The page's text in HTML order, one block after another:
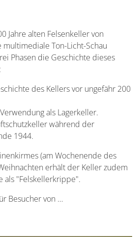
Jahre alten Felsenkeller von
Ton-Licht-Schau
Phasen die Geschichte dieses
des Kellers vor ungefähr 200
als Lagerkeller.
während der
1944.
(am Wochenende des
erhält der Keller zudem
als "Felskellerkrippe".
Besucher von …